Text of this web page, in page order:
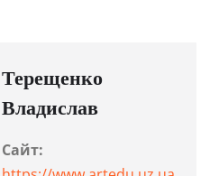
Терещенко
Владислав
Сайт: